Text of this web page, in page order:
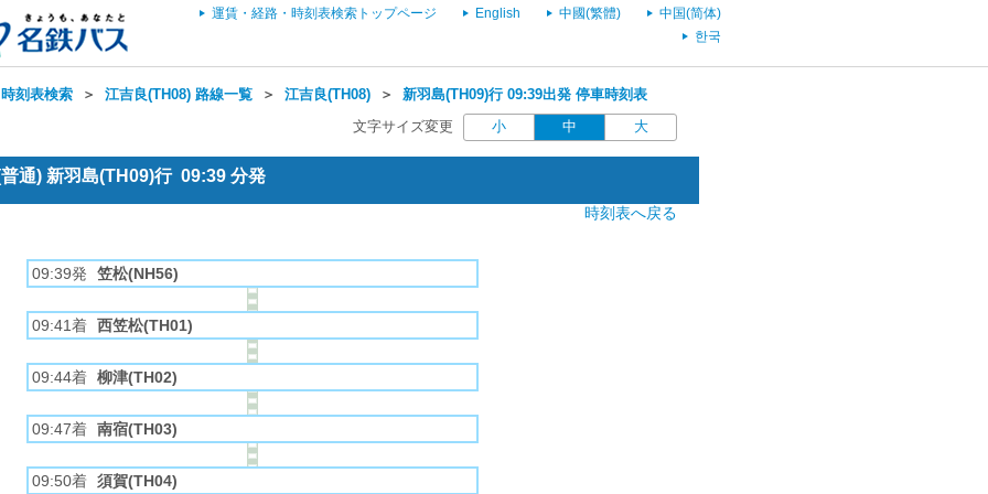
運賃・経路・時刻表検索トップページ English 中國(繁體)
中国(简体)
한국
刻表検索 ＞ 江吉良(TH08) 路線一覧 ＞ 江吉良(TH08) ＞ 新羽島(TH09)行 09:39出発 停車時刻表
文字サイズ変更 小 中 大
通) 新羽島(TH09)行 09:39 分発
時刻表へ戻る
09:39発 笠松(NH56)
09:41着 西笠松(TH01)
09:44着 柳津(TH02)
09:47着 南宿(TH03)
09:50着 須賀(TH04)